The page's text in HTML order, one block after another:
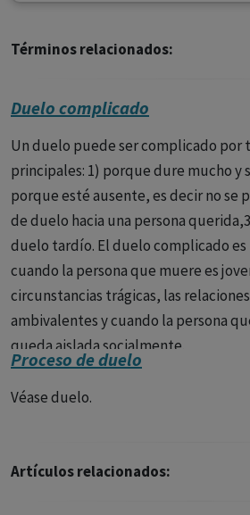
Términos relacionados:
Duelo complicado
Un duelo puede ser complicado por
principales: 1) porque dure mucho y
porque esté ausente, es decir no se
de duelo hacia una persona
duelo tardío. El duelo complicado
cuando la persona que muere es
circunstancias trágicas, las
ambivalentes y cuando la persona
queda aislada socialmente.
Proceso de duelo
Véase duelo.
Artículos relacionados: